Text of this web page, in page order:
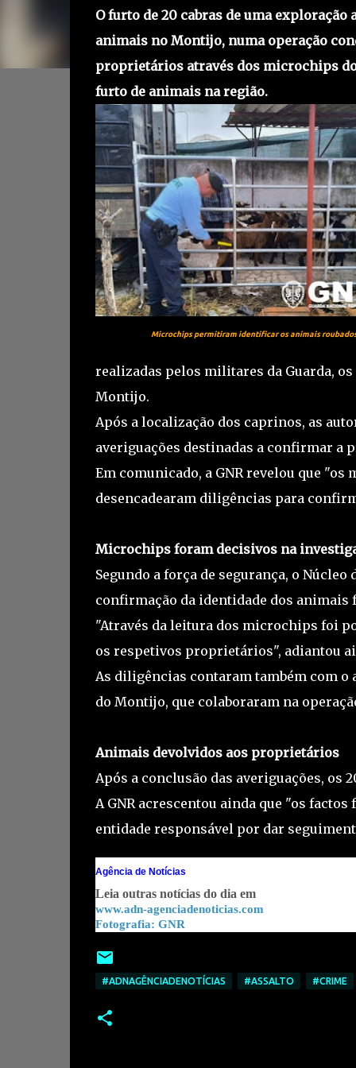
O furto de 20 cabras de uma
animais no Montijo, numa operação
proprietários através dos microchips
furto de animais na região.
Microchips permitiram identificar os animais
realizadas pelos militares da Guarda,
Montijo.
Após a localização dos caprinos, as
averiguações destinadas a confirmar
Em comunicado, a GNR revelou que
desencadearam diligências para
Microchips foram decisivos na
Segundo a força de segurança, o
confirmação da identidade dos animais
"Através da leitura dos microchips foi
os respetivos proprietários", adiantou
As diligências contaram também com
do Montijo, que colaboraram na
Animais devolvidos aos proprietários
Após a conclusão das averiguações,
A GNR acrescentou ainda que "os
entidade responsável por dar
Agência de Notícias
Leia outras notícias do dia em
www.adn-agenciadenoticias.com
Fotografia: GNR
#ADNAGÊNCIADENOTÍCIAS #ASSALTO #CRIME